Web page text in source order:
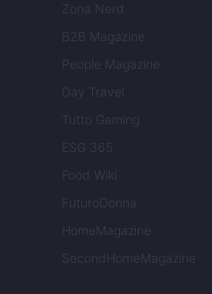
Zona Nerd
B2B Magazine
People Magazine
Day Travel
Tutto Gaming
ESG 365
Food Wiki
FuturoDonna
HomeMagazine
SecondHomeMagazine